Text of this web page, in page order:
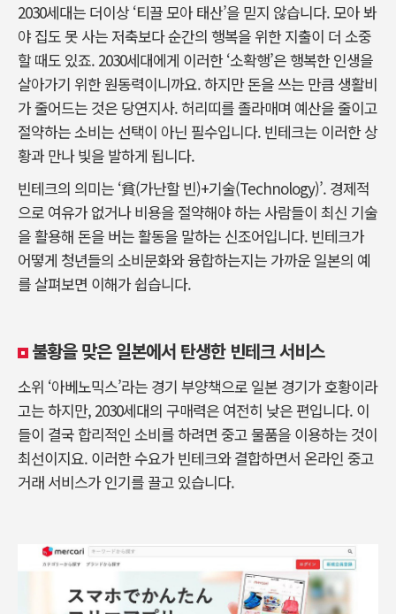
2030세대는 더이상 ‘티끌 모아 태산’을 믿지 않습니다. 모아 봐
야 집도 못 사는 저축보다 순간의 행복을 위한 지출이 더 소중
할 때도 있죠. 2030세대에게 이러한 ‘소확행’은 행복한 인생을
살아가기 위한 원동력이니까요. 하지만 돈을 쓰는 만큼 생활비
가 줄어드는 것은 당연지사. 허리띠를 졸라매며 예산을 줄이고
절약하는 소비는 선택이 아닌 필수입니다. 빈테크는 이러한 상
황과 만나 빛을 발하게 됩니다.
빈테크의 의미는 ‘貧(가난할 빈)+기술(Technology)’. 경제적
으로 여유가 없거나 비용을 절약해야 하는 사람들이 최신 기술
을 활용해 돈을 버는 활동을 말하는 신조어입니다. 빈테크가
어떻게 청년들의 소비문화와 융합하는지는 가까운 일본의 예
를 살펴보면 이해가 쉽습니다.
불황을 맞은 일본에서 탄생한 빈테크 서비스
소위 ‘아베노믹스’라는 경기 부양책으로 일본 경기가 호황이라
고는 하지만, 2030세대의 구매력은 여전히 낮은 편입니다. 이
들이 결국 합리적인 소비를 하려면 중고 물품을 이용하는 것이
최선이지요. 이러한 수요가 빈테크와 결합하면서 온라인 중고
거래 서비스가 인기를 끌고 있습니다.